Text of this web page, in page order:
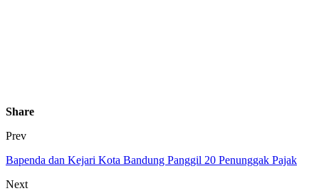
Share
Prev
Bapenda dan Kejari Kota Bandung Panggil 20 Penunggak Pajak
Next